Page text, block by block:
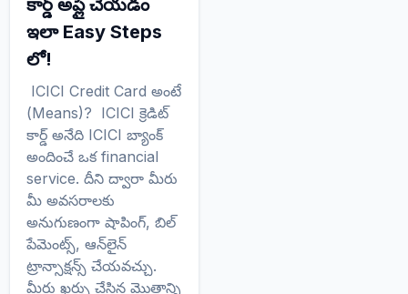
కార్డ్‌ అప్లై చేయడం
ఇలా Easy Steps
లో!
ICICI Credit Card అంటే
(Means)? ICICI క్రెడిట్
కార్డ్ అనేది ICICI బ్యాంక్
అందించే ఒక financial
service. దీని ద్వారా మీరు
మీ అవసరాలకు
అనుగుణంగా షాపింగ్, బిల్
పేమెంట్స్, ఆన్‌లైన్
ట్రాన్సాక్షన్స్ చేయవచ్చు.
మీరు ఖర్చు చేసిన మొత్తాన్ని